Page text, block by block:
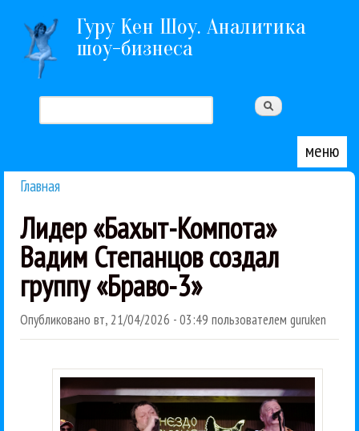
Перейти к основному содержанию
Гуру Кен Шоу. Аналитика
шоу-бизнеса
Форма поиска
меню
Главная
Лидер «Бахыт-Компота»
Вадим Степанцов создал
группу «Браво-3»
Опубликовано вт, 21/04/2026 - 03:49 пользователем guruken